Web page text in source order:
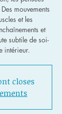
mouvements
et les
et
subtile de soi-
intérieur.
closes